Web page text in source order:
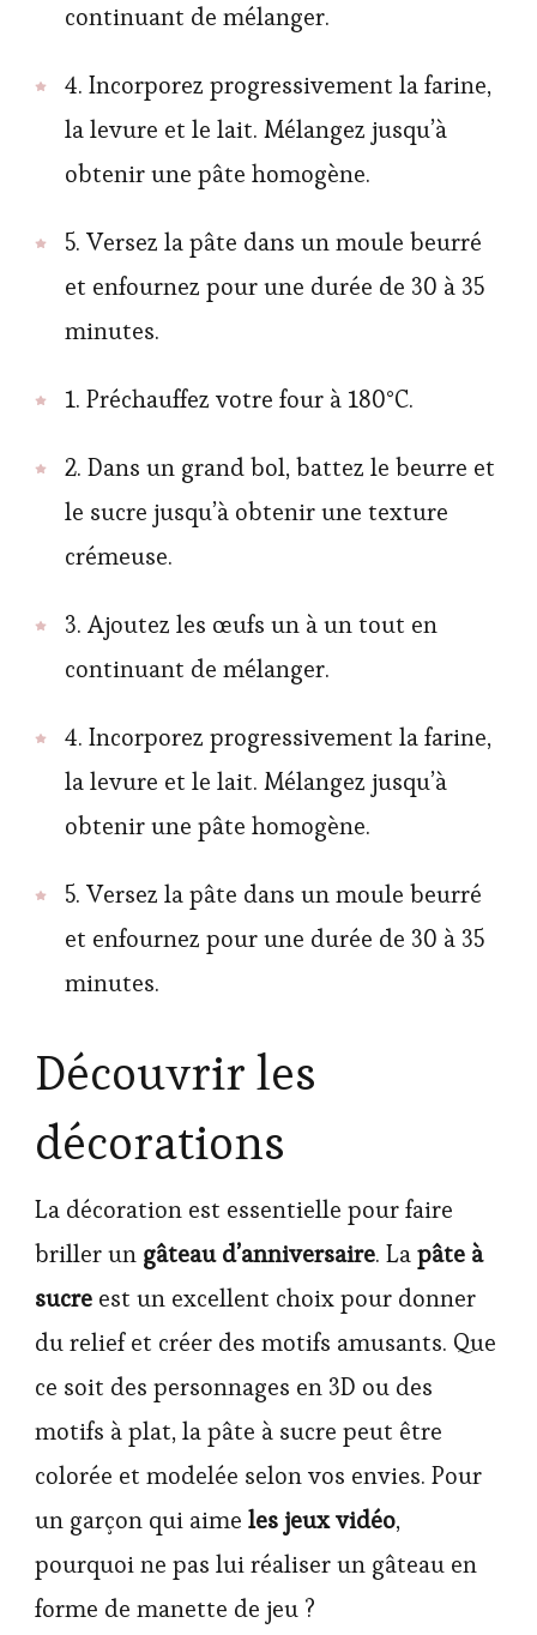
continuant de mélanger.
4. Incorporez progressivement la farine,
la levure et le lait. Mélangez jusqu’à
obtenir une pâte homogène.
5. Versez la pâte dans un moule beurré
et enfournez pour une durée de 30 à 35
minutes.
1. Préchauffez votre four à 180°C.
2. Dans un grand bol, battez le beurre et
le sucre jusqu’à obtenir une texture
crémeuse.
3. Ajoutez les œufs un à un tout en
continuant de mélanger.
4. Incorporez progressivement la farine,
la levure et le lait. Mélangez jusqu’à
obtenir une pâte homogène.
5. Versez la pâte dans un moule beurré
et enfournez pour une durée de 30 à 35
minutes.
Découvrir les
décorations
La décoration est essentielle pour faire
briller un gâteau d’anniversaire. Lapâte à
sucre est un excellent choix pour donner
du relief et créer des motifs amusants. Que
ce soit des personnages en 3D ou des
motifs à plat, la pâte à sucre peut être
colorée et modelée selon vos envies. Pour
un garçon qui aime les jeux vidéo,
pourquoi ne pas lui réaliser un gâteau en
forme de manette de jeu ?